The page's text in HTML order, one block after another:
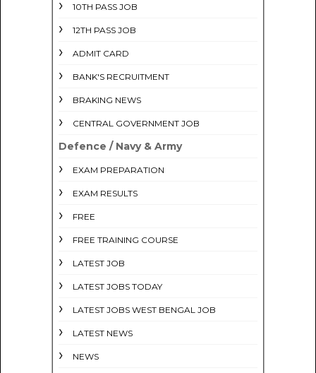
10TH PASS JOB
12TH PASS JOB
ADMIT CARD
BANK'S RECRUITMENT
BRAKING NEWS
CENTRAL GOVERNMENT JOB
Defence / Navy & Army
EXAM PREPARATION
EXAM RESULTS
FREE
FREE TRAINING COURSE
LATEST JOB
LATEST JOBS TODAY
LATEST JOBS WEST BENGAL JOB
LATEST NEWS
NEWS